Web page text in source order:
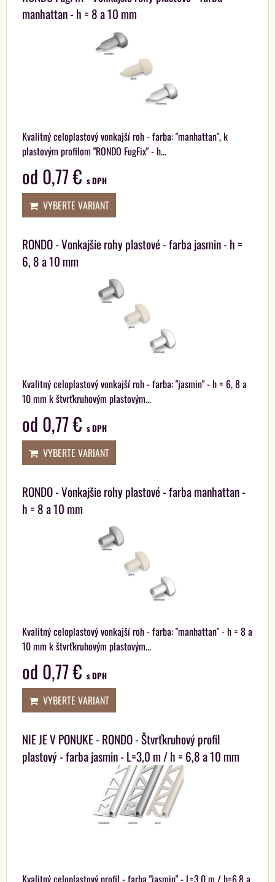
manhattan - h = 8 a 10 mm
Kvalitný celoplastový vonkajší roh - farba: "manhattan", k
plastovým profilom "RONDO FugFix" - h...
od 0,77 € s DPH
VYBERTE VARIANT
RONDO - Vonkajšie rohy plastové - farba jasmin - h =
6, 8 a 10 mm
Kvalitný celoplastový vonkajší roh - farba: "jasmin" - h = 6, 8 a
10 mm k štvrťkruhovým plastovým...
od 0,77 € s DPH
VYBERTE VARIANT
RONDO - Vonkajšie rohy plastové - farba manhattan -
h = 8 a 10 mm
Kvalitný celoplastový vonkajší roh - farba: "manhattan" - h = 8 a
10 mm k štvrťkruhovým plastovým...
od 0,77 € s DPH
VYBERTE VARIANT
NIE JE V PONUKE - RONDO - Štvrťkruhový profil
plastový - farba jasmin - L=3,0 m / h = 6,8 a 10 mm
Kvalitný celoplastový profil - farba "jasmin" - L=3,0 m / h=6,8 a